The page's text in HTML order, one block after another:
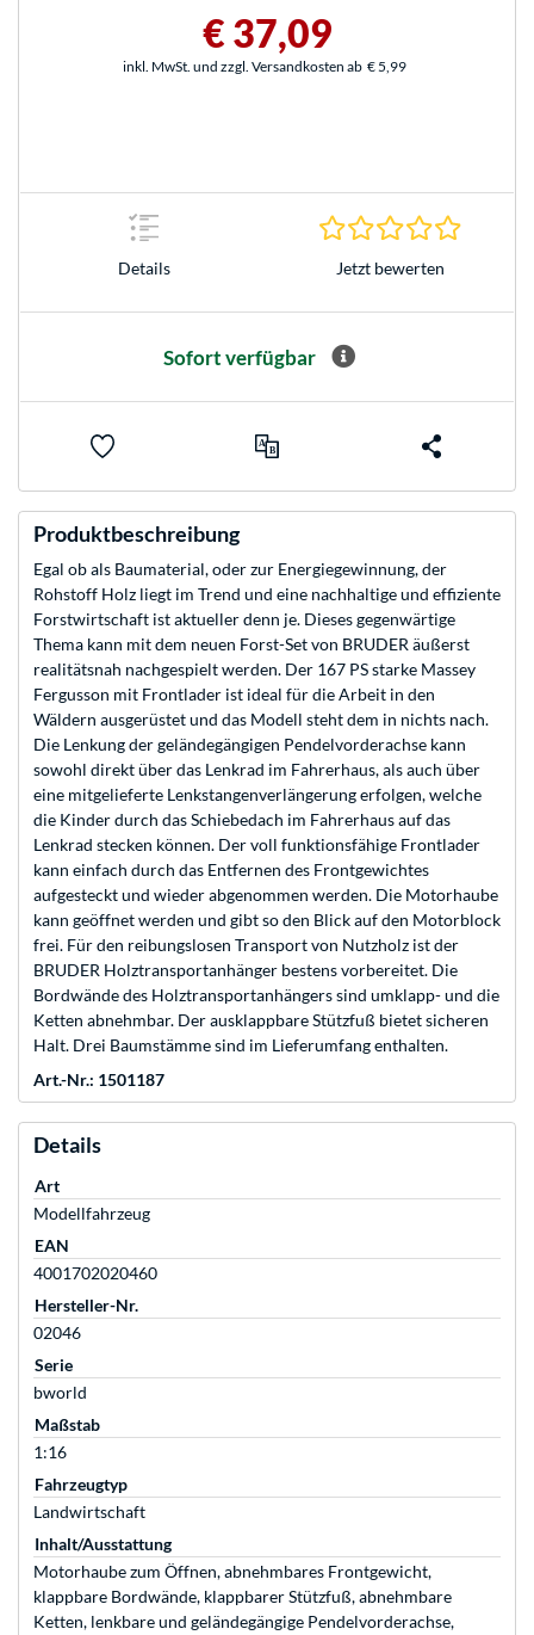
€ 37,09
inkl. MwSt. und zzgl. Versandkosten ab € 5,99
Details Jetzt bewerten
Sofort verfügbar
Produktbeschreibung
Egal ob als Baumaterial, oder zur Energiegewinnung, der
Rohstoff Holz liegt im Trend und eine nachhaltige und effiziente
Forstwirtschaft ist aktueller denn je. Dieses gegenwärtige
Thema kann mit dem neuen Forst-Set von BRUDER äußerst
realitätsnah nachgespielt werden. Der 167 PS starke Massey
Fergusson mit Frontlader ist ideal für die Arbeit in den
Wäldern ausgerüstet und das Modell steht dem in nichts nach.
Die Lenkung der geländegängigen Pendelvorderachse kann
sowohl direkt über das Lenkrad im Fahrerhaus, als auch über
eine mitgelieferte Lenkstangenverlängerung erfolgen, welche
die Kinder durch das Schiebedach im Fahrerhaus auf das
Lenkrad stecken können. Der voll funktionsfähige Frontlader
kann einfach durch das Entfernen des Frontgewichtes
aufgesteckt und wieder abgenommen werden. Die Motorhaube
kann geöffnet werden und gibt so den Blick auf den Motorblock
frei. Für den reibungslosen Transport von Nutzholz ist der
BRUDER Holztransportanhänger bestens vorbereitet. Die
Bordwände des Holztransportanhängers sind umklapp- und die
Ketten abnehmbar. Der ausklappbare Stützfuß bietet sicheren
Halt. Drei Baumstämme sind im Lieferumfang enthalten.
Art.-Nr.: 1501187
Details
Art
Modellfahrzeug
EAN
4001702020460
Hersteller-Nr.
02046
Serie
bworld
Maßstab
1:16
Fahrzeugtyp
Landwirtschaft
Inhalt/Ausstattung
Motorhaube zum Öffnen, abnehmbares Frontgewicht,
klappbare Bordwände, klappbarer Stützfuß, abnehmbare
Ketten, lenkbare und geländegängige Pendelvorderachse,